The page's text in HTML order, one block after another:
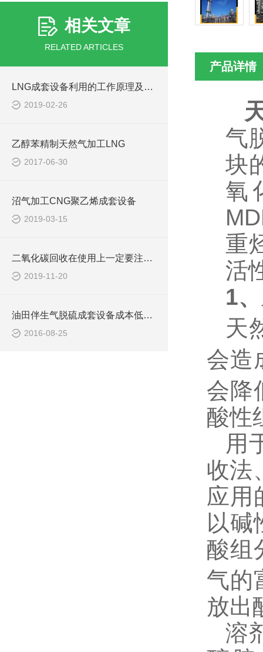
相关文章
RELATED ARTICLES
LNG成套设备利用的工作原理及作业过程
2019-02-26
乙醇苯精制天然气加工LNG
2017-06-30
沼气加工CNG聚乙烯成套设备
2019-03-15
二氧化碳回收在使用上一定要注意以下五点事项
2019-11-20
油田伴生气脱硫成套设备成本低廉，能耗低
2016-08-25
产品详情
气
块
氧
重
活
1、
天
会造
会降
酸性
用
收法
应用
以碱
酸组
气的
放出
溶